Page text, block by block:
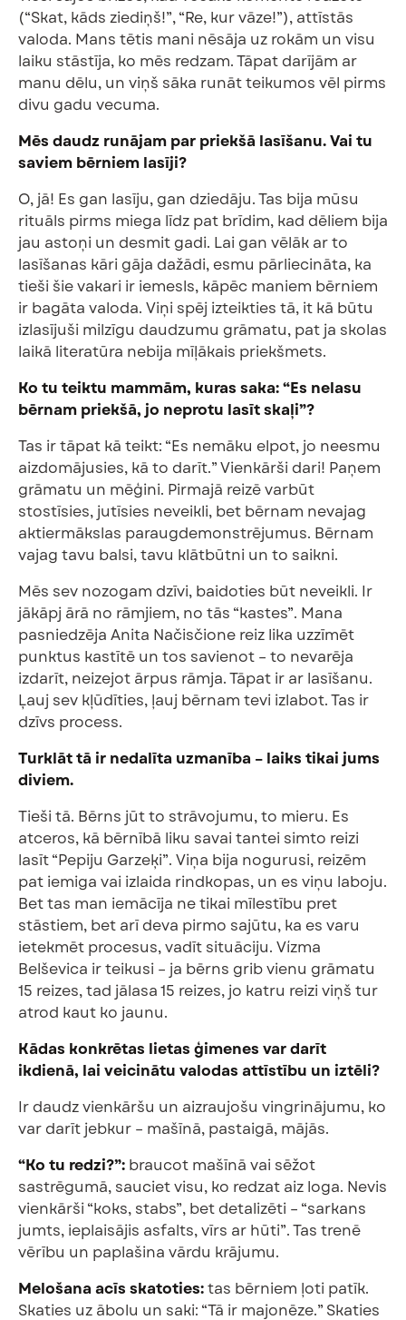
(“Skat, kāds ziediņš!”, “Re, kur vāze!”), attīstās
valoda. Mans tētis mani nēsāja uz rokām un visu
laiku stāstīja, ko mēs redzam. Tāpat darījām ar
manu dēlu, un viņš sāka runāt teikumos vēl pirms
divu gadu vecuma.
Mēs daudz runājam par priekšā lasīšanu. Vai tu
saviem bērniem lasīji?
O, jā! Es gan lasīju, gan dziedāju. Tas bija mūsu
rituāls pirms miega līdz pat brīdim, kad dēliem bija
jau astoņi un desmit gadi. Lai gan vēlāk ar to
lasīšanas kāri gāja dažādi, esmu pārliecināta, ka
tieši šie vakari ir iemesls, kāpēc maniem bērniem
ir bagāta valoda. Viņi spēj izteikties tā, it kā būtu
izlasījuši milzīgu daudzumu grāmatu, pat ja skolas
laikā literatūra nebija mīļākais priekšmets.
Ko tu teiktu mammām, kuras saka: “Es nelasu
bērnam priekšā, jo neprotu lasīt skaļi”?
Tas ir tāpat kā teikt: “Es nemāku elpot, jo neesmu
aizdomājusies, kā to darīt.” Vienkārši dari! Paņem
grāmatu un mēģini. Pirmajā reizē varbūt
stostīsies, jutīsies neveikli, bet bērnam nevajag
aktiermākslas paraugdemonstrējumus. Bērnam
vajag tavu balsi, tavu klātbūtni un to saikni.
Mēs sev nozogam dzīvi, baidoties būt neveikli. Ir
jākāpj ārā no rāmjiem, no tās “kastes”. Mana
pasniedzēja Anita Načisčione reiz lika uzzīmēt
punktus kastītē un tos savienot – to nevarēja
izdarīt, neizejot ārpus rāmja. Tāpat ir ar lasīšanu.
Ļauj sev kļūdīties, ļauj bērnam tevi izlabot. Tas ir
dzīvs process.
Turklāt tā ir nedalīta uzmanība – laiks tikai jums
diviem.
Tieši tā. Bērns jūt to strāvojumu, to mieru. Es
atceros, kā bērnībā liku savai tantei simto reizi
lasīt “Pepiju Garzeķi”. Viņa bija nogurusi, reizēm
pat iemiga vai izlaida rindkopas, un es viņu laboju.
Bet tas man iemācīja ne tikai mīlestību pret
stāstiem, bet arī deva pirmo sajūtu, ka es varu
ietekmēt procesus, vadīt situāciju. Vízma
Belševica ir teikusi – ja bērns grib vienu grāmatu
15 reizes, tad jālasa 15 reizes, jo katru reizi viņš tur
atrod kaut ko jaunu.
Kādas konkrētas lietas ģimenes var darīt
ikdienā, lai veicinātu valodas attīstību un iztēli?
Ir daudz vienkāršu un aizraujošu vingrinājumu, ko
var darīt jebkur – mašīnā, pastaigā, mājās.
“Ko tu redzi?”: braucot mašīnā vai sēžot
sastrēgumā, sauciet visu, ko redzat aiz loga. Nevis
vienkārši “koks, stabs”, bet detalizēti – “sarkans
jumts, ieplaisājis asfalts, vīrs ar hūti”. Tas trenē
vērību un paplašina vārdu krājumu.
Melošana acīs skatoties:tas bērniem ļoti patīk.
Skaties uz ābolu un saki: “Tā ir majonēze.” Skaties